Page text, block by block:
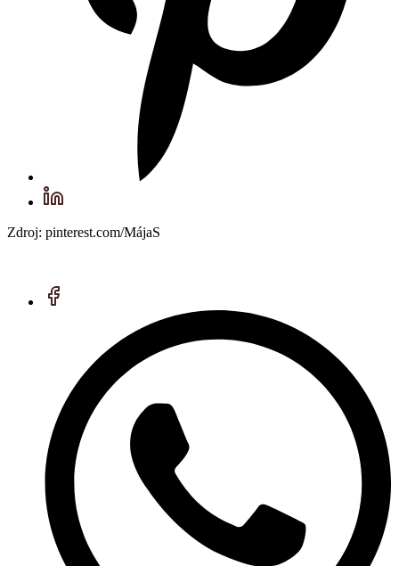
Zdroj: pinterest.com/MájaS